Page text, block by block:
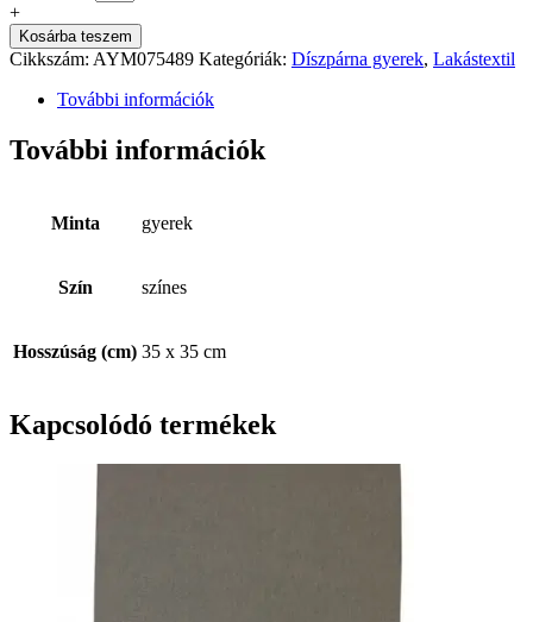
+
Kosárba teszem
Cikkszám: AYM075489 Kategóriák: Díszpárna gyerek, Lakástextil
További információk
További információk
Minta gyerek
Szín színes
Hosszúság (cm) 35 x 35 cm
Kapcsolódó termékek